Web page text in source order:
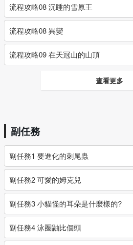
流程攻略08 沉睡的雪原王
流程攻略08 異變
流程攻略09 在天冠山的山頂
查看更多
副任務
副任務1 要進化的刺尾蟲
副任務2 可愛的姆克兒
副任務3 小貓怪的耳朵是什麼樣的?
副任務4 泳圈鼬比個頭